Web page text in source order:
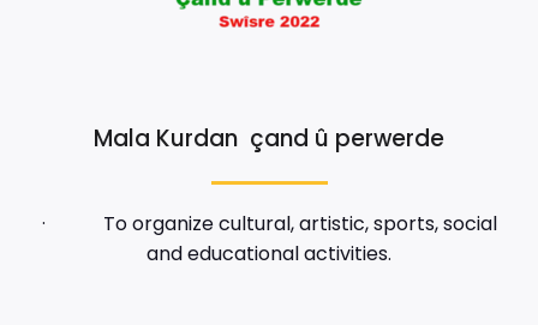
Mala Kurdan çand û perwerde
· To organize cultural, artistic, sports, social
and educational activities.